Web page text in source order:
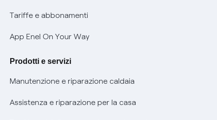
Phishing e truffe online
Verifica chi ti ha chiamato
Informativa RAEE
Tariffe e abbonamenti
App Enel On Your Way
Prodotti e servizi
Manutenzione e riparazione caldaia
Assistenza e riparazione per la casa